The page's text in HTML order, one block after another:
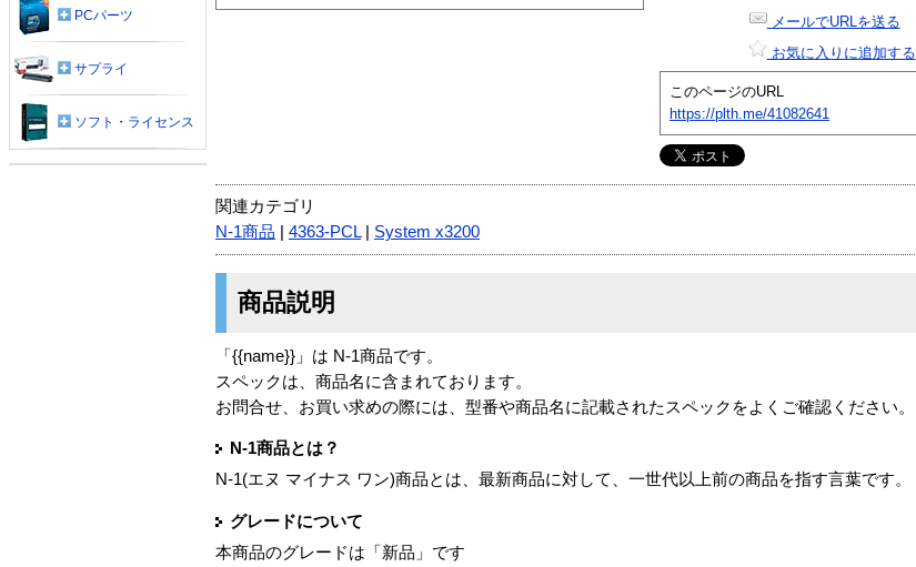
メールでURLを送る
お気に入りに追加する
このページのURL
https://plth.me/41082641
関連カテゴリ
N-1商品
4363-PCL| System x3200
商品説明
「{{name}}」は N-1商品です。
スペックは、商品名に含まれております。
お問合せ、お買い求めの際には、型番や商品名に記載されたスペックをよくご確認ください。
N-1商品とは？
N-1(エヌ マイナス ワン)商品とは、最新商品に対して、一世代以上前の商品を指す言葉です。
グレードについて
本商品のグレードは「新品」です
PCパーツ
サプライ
ソフト・ライセンス